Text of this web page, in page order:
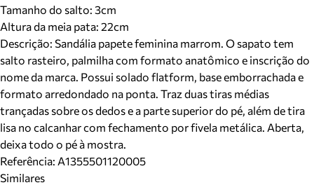
Tamanho do salto: 3cm
Altura da meia pata: 22cm
Descrição: Sandália papete feminina marrom. O sapato tem
salto rasteiro, palmilha com formato anatômico e inscrição do
nome da marca. Possui solado flatform, base emborrachada e
formato arredondado na ponta. Traz duas tiras médias
trançadas sobre os dedos e a parte superior do pé, além de tira
lisa no calcanhar com fechamento por fivela metálica. Aberta,
deixa todo o pé à mostra.
Referência: A1355501120005
Similares